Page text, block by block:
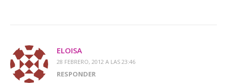
ELOISA
28 FEBRERO, 2012 A LAS 23:46
RESPONDER